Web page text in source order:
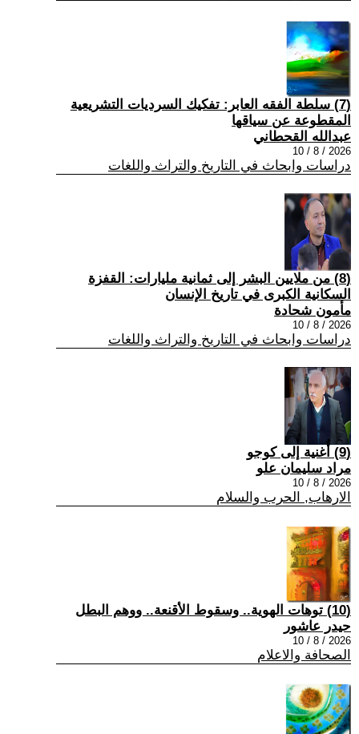
(7) سلطة الفقه العابر: تفكيك السرديات التشريعية
المقطوعة عن سياقها
عبدالله القحطاني
2026 / 8 / 10
دراسات وابحاث في التاريخ والتراث واللغات
(8) من ملايين البشر إلى ثمانية مليارات: القفزة
السكانية الكبرى في تاريخ الإنسان
مأمون شحادة
2026 / 8 / 10
دراسات وابحاث في التاريخ والتراث واللغات
(9) أُغنية إلى كوجو
مراد سليمان علو
2026 / 8 / 10
الارهاب, الحرب والسلام
(10) توهات الهوية.. وسقوط الأقنعة.. ووهم البطل
حيدر عاشور
2026 / 8 / 10
الصحافة والاعلام